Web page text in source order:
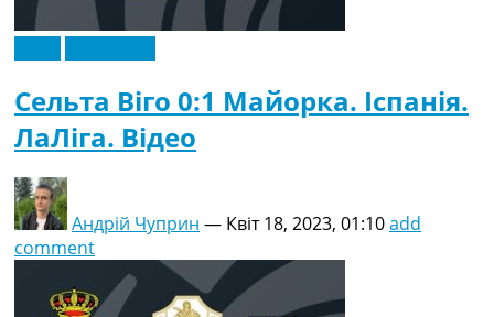
Сельта Віго 0:1 Майорка. Іспанія.
ЛаЛіга. Відео
Андрій Чуприн — Квіт 18, 2023, 01:10add
comment